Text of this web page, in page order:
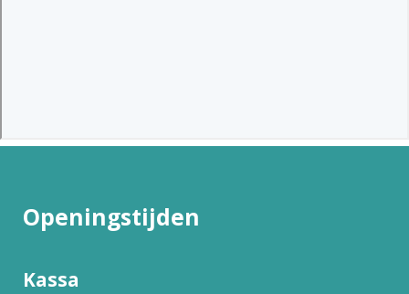
Openingstijden
Kassa